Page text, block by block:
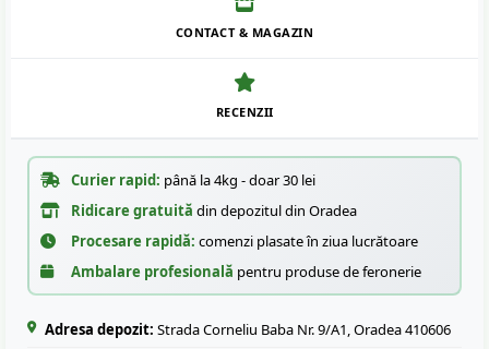
CONTACT & MAGAZIN
RECENZII
Curier rapid: până la 4kg - doar 30 lei
Ridicare gratuită din depozitul din Oradea
Procesare rapidă: comenzi plasate în ziua lucrătoare
Ambalare profesională pentru produse de feronerie
Adresa depozit: Strada Corneliu Baba Nr. 9/A1, Oradea 410606